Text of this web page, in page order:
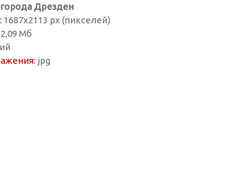
Дрезден
1687х2113 px (пикселей)
2,09 Мб
jpg